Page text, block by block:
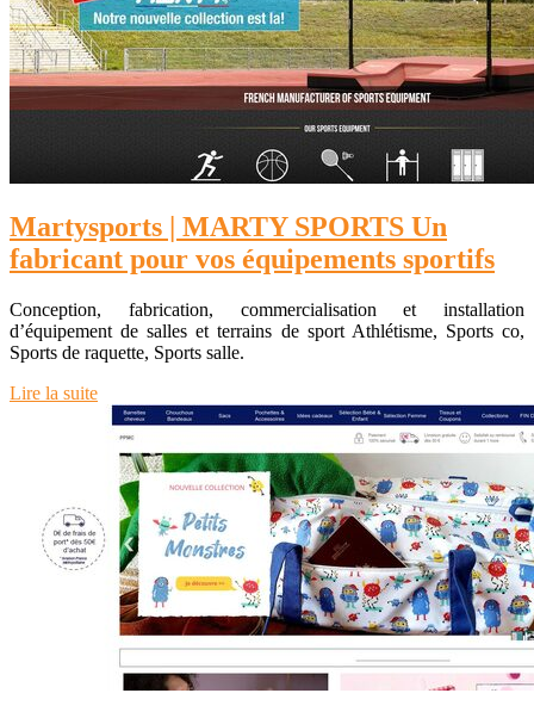
Martysports | MARTY SPORTS Un
fabricant pour vos équipements sportifs
Conception, fabrication, commercialisation et installation
d’équipement de salles et terrains de sport Athlétisme, Sports co,
Sports de raquette, Sports salle.
Lire la suite